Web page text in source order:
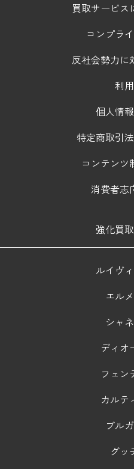
買取サービス
コンプラ
反社会勢力に
利
個人情
特定商取引
コンテンツ
消費者志
強化買
ルイヴ
エル
シャ
ディオ
フェン
カルテ
ブル
グッ